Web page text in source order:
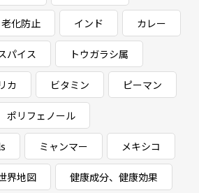
化防止 インド カレー
パイス トウガラシ属
カ ビタミン ピーマン
ポリフェノール
ミャンマー メキシコ
界地図 健康成分、健康効果